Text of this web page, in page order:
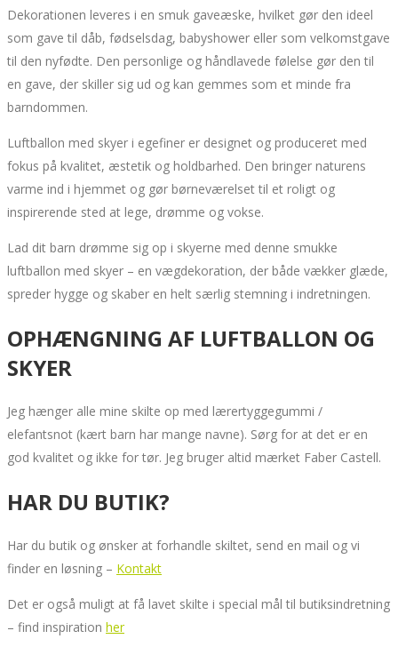
Dekorationen leveres i en smuk gaveæske, hvilket gør den ideel
som gave til dåb, fødselsdag, babyshower eller som velkomstgave
til den nyfødte. Den personlige og håndlavede følelse gør den til
en gave, der skiller sig ud og kan gemmes som et minde fra
barndommen.
Luftballon med skyer i egefiner er designet og produceret med
fokus på kvalitet, æstetik og holdbarhed. Den bringer naturens
varme ind i hjemmet og gør børneværelset til et roligt og
inspirerende sted at lege, drømme og vokse.
Lad dit barn drømme sig op i skyerne med denne smukke
luftballon med skyer – en vægdekoration, der både vækker glæde,
spreder hygge og skaber en helt særlig stemning i indretningen.
OPHÆNGNING AF LUFTBALLON OG
SKYER
Jeg hænger alle mine skilte op med lærertyggegummi /
elefantsnot (kært barn har mange navne). Sørg for at det er en
god kvalitet og ikke for tør. Jeg bruger altid mærket Faber Castell.
HAR DU BUTIK?
Har du butik og ønsker at forhandle skiltet, send en mail og vi
finder en løsning – Kontakt
Det er også muligt at få lavet skilte i special mål til butiksindretning
– find inspiration her